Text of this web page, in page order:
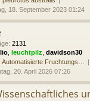
18. September 2023 01:24
: 2131
leuchtpilz davidson30
Automatisierte Fruchtungs…
20. April 2026 07:26